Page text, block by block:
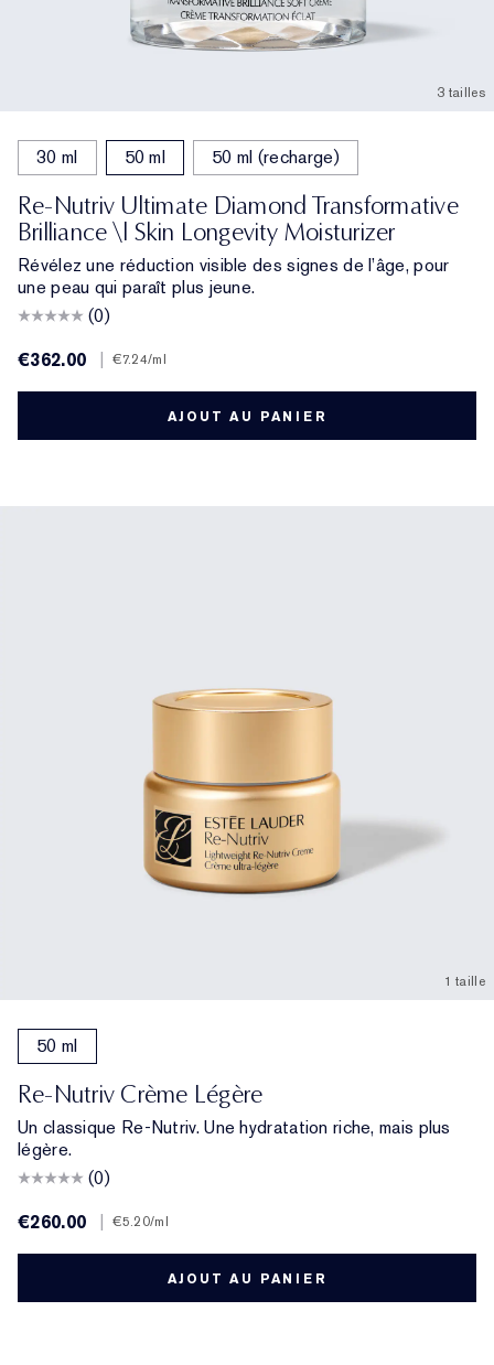
3 tailles
30 ml 50 ml 50 ml (recharge)
Re-Nutriv Ultimate Diamond Transformative
Brilliance \| Skin Longevity Moisturizer
Révélez une réduction visible des signes de l’âge, pour
une peau qui paraît plus jeune.
(0)
€362.00
€7.24/ml
AJOUT AU PANIER
1 taille
50 ml
Re-Nutriv Crème Légère
Un classique Re-Nutriv. Une hydratation riche, mais plus
légère.
(0)
€260.00
€5.20/ml
AJOUT AU PANIER